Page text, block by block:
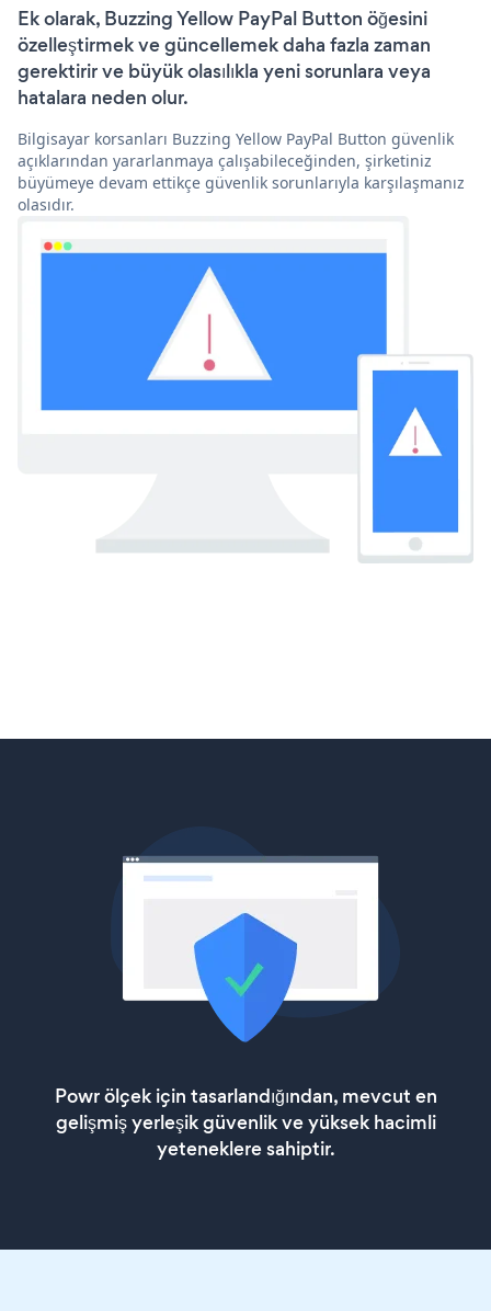
Ek olarak, Buzzing Yellow PayPal Button öğesini
özelleştirmek ve güncellemek daha fazla zaman
gerektirir ve büyük olasılıkla yeni sorunlara veya
hatalara neden olur.
Bilgisayar korsanları Buzzing Yellow PayPal Button güvenlik
açıklarından yararlanmaya çalışabileceğinden, şirketiniz
büyümeye devam ettikçe güvenlik sorunlarıyla karşılaşmanız
olasıdır.
Powr ölçek için tasarlandığından, mevcut en
gelişmiş yerleşik güvenlik ve yüksek hacimli
yeteneklere sahiptir.